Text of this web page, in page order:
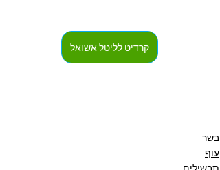
קרדיט לליטל אשואל
בשר
עוף
תבשילים